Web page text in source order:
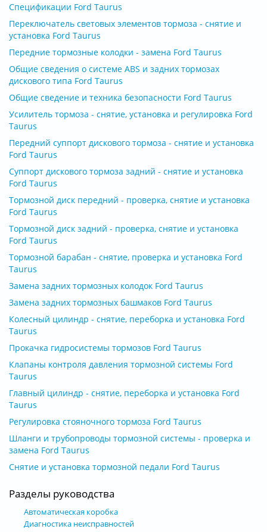
Спецификации Ford Taurus
Переключатель световых элементов тормоза - снятие и
установка Ford Taurus
Передние тормозные колодки - замена Ford Taurus
Общие сведения о системе ABS и задних тормозах
дискового типа Ford Taurus
Общие сведение и техника безопасности Ford Taurus
Усилитель тормоза - снятие, установка и регулировка Ford
Taurus
Передний суппорт дискового тормоза - снятие и установка
Ford Taurus
Суппорт дискового тормоза задний - снятие и установка
Ford Taurus
Тормозной диск передний - проверка, снятие и установка
Ford Taurus
Тормозной диск задний - проверка, снятие и установка
Ford Taurus
Тормозной барабан - снятие, проверка и установка Ford
Taurus
Замена задних тормозных колодок Ford Taurus
Замена задних тормозных башмаков Ford Taurus
Колесный цилиндр - снятие, переборка и установка Ford
Taurus
Прокачка гидросистемы тормозов Ford Taurus
Клапаны контроля давления тормозной системы Ford
Taurus
Главный цилиндр - снятие, переборка и установка Ford
Taurus
Регулировка стояночного тормоза Ford Taurus
Шланги и трубопроводы тормозной системы - проверка и
замена Ford Taurus
Снятие и установка тормозной педали Ford Taurus
Разделы руководства
Автоматическая коробка
Диагностика неисправностей